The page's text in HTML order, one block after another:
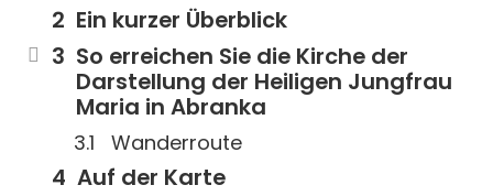
Ein kurzer Überblick
So erreichen Sie die Kirche der
Darstellung der Heiligen Jungfrau
Maria in Abranka
Wanderroute
Auf der Karte